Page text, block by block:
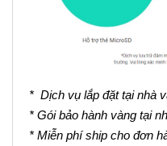
* Dịch vụ lắp đặt tại nhà
* Gói bảo hành vàng tại
* Miễn phí ship cho đơn